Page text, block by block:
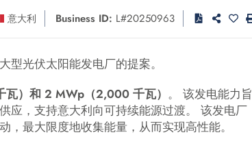
意大利 Business ID: L#20250963
光伏太阳能发电厂的提案。
）和 2 MWp（2,000 千瓦） 。 该发电能力旨
应，支持意大利向可持续能源过渡。 该发电厂
最大限度地收集能量，从而实现高性能。